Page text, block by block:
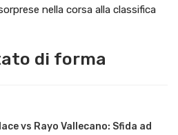
nella corsa alla classifica
di forma
vs Rayo Vallecano: Sfida ad